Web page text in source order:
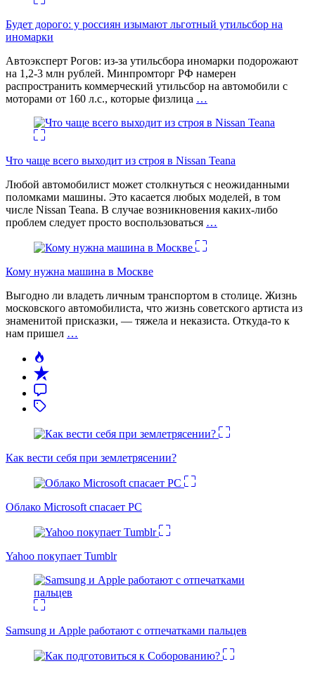
Будет дорого: у россиян изымают льготный утильсбор на
иномарки
Автоэксперт Рогов: из-за утильсбора иномарки подорожают
на 1,2-3 млн рублей. Минпромторг РФ намерен
распространить коммерческий утильсбор на автомобили с
моторами от 160 л.с., которые физлица …
Что чаще всего выходит из строя в Nissan Teana
Любой автомобилист может столкнуться с неожиданными
поломками машины. Это касается любых моделей, в том
числе Nissan Teana. В случае возникновения каких-либо
проблем следует просто воспользоваться …
Кому нужна машина в Москве
Выгодно ли владеть личным транспортом в столице. Жизнь
московского автомобилиста, что жизнь советского артиста из
знаменитой присказки, — тяжела и неказиста. Откуда-то к
нам пришел …
Как вести себя при землетрясении?
Облако Microsoft спасает PC
Yahoo покупает Tumblr
Samsung и Apple работают с отпечатками пальцев